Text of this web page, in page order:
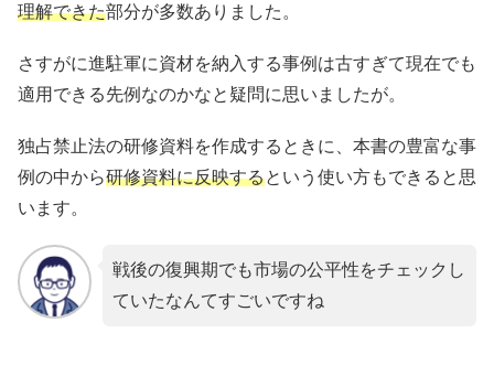
理解できた部分が多数ありました。
さすがに進駐軍に資材を納入する事例は古すぎて現在でも
適用できる先例なのかなと疑問に思いましたが。
独占禁止法の研修資料を作成するときに、本書の豊富な事
例の中から研修資料に反映するという使い方もできると思
います。
戦後の復興期でも市場の公平性をチェックし
ていたなんてすごいですね